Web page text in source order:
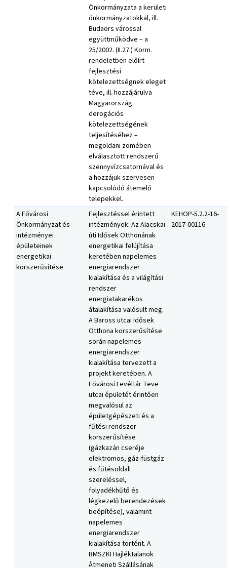
Önkormányzata a kerületi
önkormányzatokkal, ill.
Budaörs várossal
együttműködve – a
25/2002. (II.27.) Korm.
rendeletben előírt
fejlesztési
kötelezettségnek eleget
téve, ill. hozzájárulva
Magyarország
derogációs
kötelezettségének
teljesítéséhez –
megoldani zömében
elválasztott rendszerű
szennyvízcsatornával és
a hozzájuk szervesen
kapcsolódó átemelő
telepekkel.
A Fővárosi
Önkormányzat és
intézményei
épületeinek
energetikai
korszerűsítése
Fejlesztéssel érintett
intézmények: Az Alacskai
úti Idősek Otthonának
energetikai felújítása
keretében napelemes
energiarendszer
kialakítása és a világítási
rendszer
energiatakarékos
átalakítása valósult meg.
A Baross utcai Idősek
Otthona korszerűsítése
során napelemes
energiarendszer
kialakítása tervezett a
projekt keretében. A
Fővárosi Levéltár Teve
utcai épületét érintően
megvalósul az
épületgépészeti és a
fűtési rendszer
korszerűsítése
(gázkazán cseréje
elektromos, gáz-füstgáz
és fűtésoldali
szereléssel,
folyadékhűtő és
légkezelő berendezések
beépítése), valamint
napelemes
energiarendszer
kialakítása történt. A
BMSZKI Hajléktalanok
Átmeneti Szállásának
KEHOP-5.2.2-16-
2017-00116